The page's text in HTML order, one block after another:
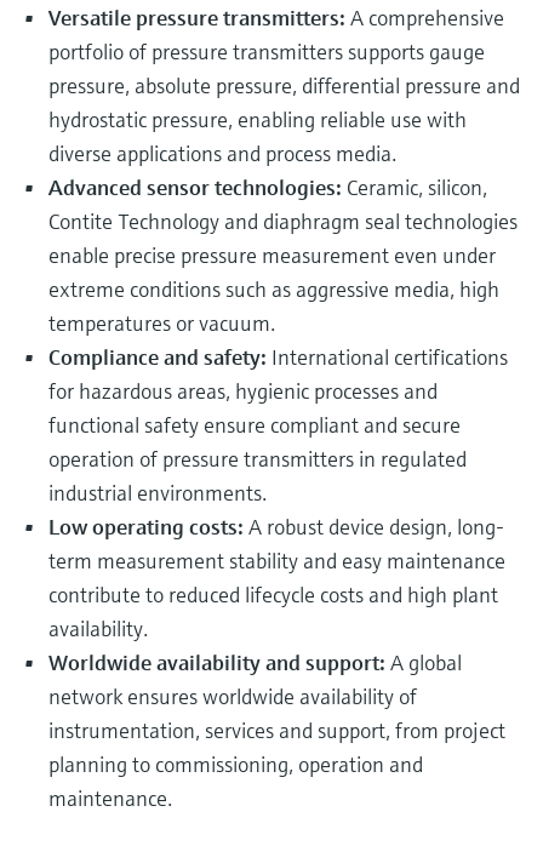
Versatile pressure transmitters: A comprehensive
portfolio of pressure transmitters supports gauge
pressure, absolute pressure, differential pressure and
hydrostatic pressure, enabling reliable use with
diverse applications and process media.
Advanced sensor technologies: Ceramic, silicon,
Contite Technology and diaphragm seal technologies
enable precise pressure measurement even under
extreme conditions such as aggressive media, high
temperatures or vacuum.
Compliance and safety: International certifications
for hazardous areas, hygienic processes and
functional safety ensure compliant and secure
operation of pressure transmitters in regulated
industrial environments.
Low operating costs: A robust device design, long-
term measurement stability and easy maintenance
contribute to reduced lifecycle costs and high plant
availability.
Worldwide availability and support: A global
network ensures worldwide availability of
instrumentation, services and support, from project
planning to commissioning, operation and
maintenance.